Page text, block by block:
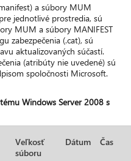
a súbory MUM
jednotlivé prostredia, sú
MUM a súbory MANIFEST
zabezpečenia (.cat), sú
aktualizovaných súčastí.
(atribúty nie uvedené) sú
spoločnosti Microsoft.
Windows Server 2008 s
Veľkosť
súboru
Dátum Čas